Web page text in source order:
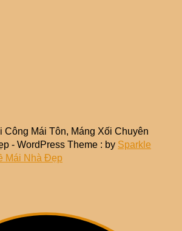
Mái Tôn, Máng Xối Chuyên
- WordPress Theme : by Sparkle
Mái Nhà Đẹp